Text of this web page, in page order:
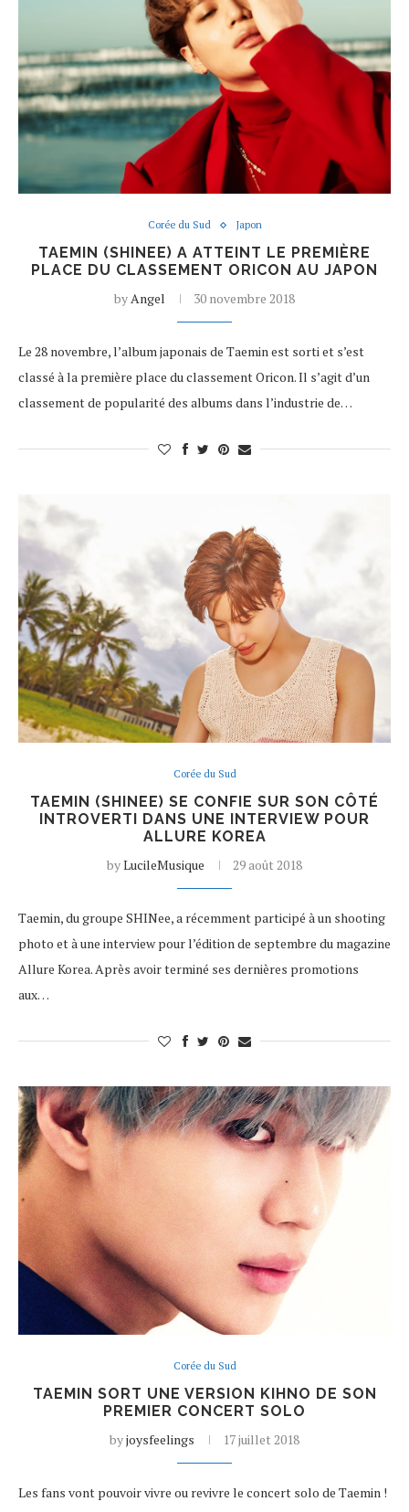
Corée du Sud Japon
TAEMIN (SHINEE) A ATTEINT LE PREMIÈRE
PLACE DU CLASSEMENT ORICON AU JAPON
byAngel 30 novembre 2018
Le 28 novembre, l’album japonais de Taemin est sorti et s’est
classé à la première place du classement Oricon. Il s’agit d’un
classement de popularité des albums dans l’industrie de…
Corée du Sud
TAEMIN (SHINEE) SE CONFIE SUR SON CÔTÉ
INTROVERTI DANS UNE INTERVIEW POUR
ALLURE KOREA
byLucileMusique 29 août 2018
Taemin, du groupe SHINee, a récemment participé à un shooting
photo et à une interview pour l’édition de septembre du magazine
Allure Korea. Après avoir terminé ses dernières promotions
aux…
Corée du Sud
TAEMIN SORT UNE VERSION KIHNO DE SON
PREMIER CONCERT SOLO
byjoysfeelings 17 juillet 2018
Les fans vont pouvoir vivre ou revivre le concert solo de Taemin !